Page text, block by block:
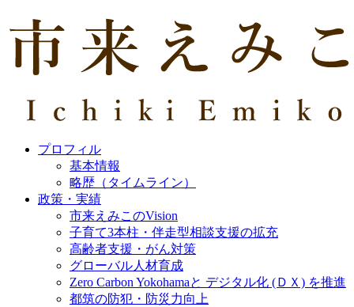
プロフィル
基本情報
略歴（タイムライン）
政策・実績
市来えみこのVision
子育て3本柱・伴走型相談支援の拡充
高齢者支援・がん対策
グローバル人材育成
Zero Carbon Yokohamaと デジタル化 (ＤＸ) を推進
都筑の防犯・防災力向上